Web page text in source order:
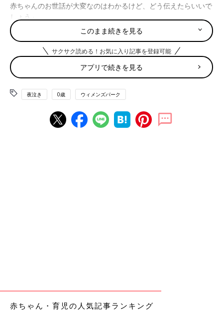
赤ちゃんのお世話が大変なのはわかるけど、どう伝えたらいいで
しょう」
という投稿主さん。
「私の近所でも長時間赤ちゃんを泣かせっぱなしだなぁと、思っ
たら
ク、洋服など散々チェックしたし、生活習慣も完璧にしてたけど
好きで長時間泣かせているわけじゃないし、逆に泣き止む方法が
あるなら教えてくれって思ってました。
このまま続きを見る
サクサク読める！お気に入り記事を登録可能
アプリで続きを見る
夜泣き 0歳 ウィメンズパーク
赤ちゃん・育児の人気記事ランキング